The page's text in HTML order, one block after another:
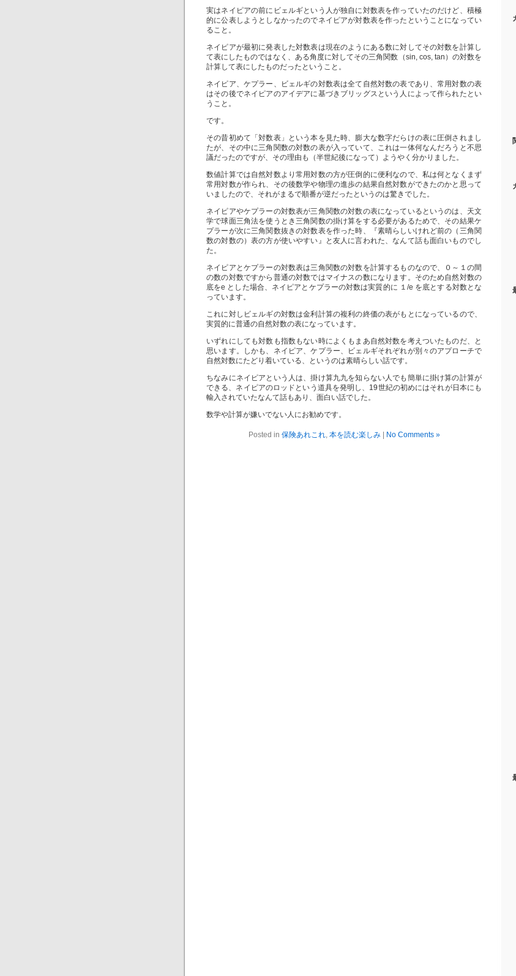
実はネイピアの前にビェルギという人が独自に対数表を作っていたのだけど、積極
的に公表しようとしなかったのでネイピアが対数表を作ったということになってい
ること。
ネイピアが最初に発表した対数表は現在のようにある数に対してその対数を計算し
て表にしたものではなく、ある角度に対してその三角関数（sin, cos, tan）の対数を
計算して表にしたものだったということ。
ネイピア、ケプラー、ビェルギの対数表は全て自然対数の表であり、常用対数の表
はその後でネイピアのアイデアに基づきブリッグスという人によって作られたとい
うこと。
です。
その昔初めて「対数表」という本を見た時、膨大な数字だらけの表に圧倒されまし
たが、その中に三角関数の対数の表が入っていて、これは一体何なんだろうと不思
議だったのですが、その理由も（半世紀後になって）ようやく分かりました。
数値計算では自然対数より常用対数の方が圧倒的に便利なので、私は何となくまず
常用対数が作られ、その後数学や物理の進歩の結果自然対数ができたのかと思って
いましたので、それがまるで順番が逆だったというのは驚きでした。
ネイピアやケプラーの対数表が三角関数の対数の表になっているというのは、天文
学で球面三角法を使うとき三角関数の掛け算をする必要があるためで、その結果ケ
プラーが次に三角関数抜きの対数表を作った時、『素晴らしいけれど前の（三角関
数の対数の）表の方が使いやすい』と友人に言われた、なんて話も面白いものでし
た。
ネイピアとケプラーの対数表は三角関数の対数を計算するものなので、０～１の間
の数の対数ですから普通の対数ではマイナスの数になります。そのため自然対数の
底をe とした場合、ネイピアとケプラーの対数は実質的に １/e を底とする対数とな
っています。
これに対しビェルギの対数は金利計算の複利の終価の表がもとになっているので、
実質的に普通の自然対数の表になっています。
いずれにしても対数も指数もない時によくもまあ自然対数を考えついたものだ、と
思います。しかも、ネイピア、ケプラー、ビェルギそれぞれが別々のアプローチで
自然対数にたどり着いている、というのは素晴らしい話です。
ちなみにネイピアという人は、掛け算九九を知らない人でも簡単に掛け算の計算が
できる、ネイピアのロッドという道具を発明し、19世紀の初めにはそれが日本にも
輸入されていたなんて話もあり、面白い話でした。
数学や計算が嫌いでない人にお勧めです。
Posted in 保険あれこれ, 本を読む楽しみ| No Comments »